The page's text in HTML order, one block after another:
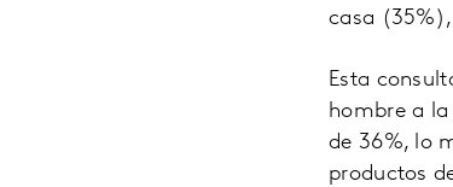
casa
Esta
hombre a
de 36%, lo
productos